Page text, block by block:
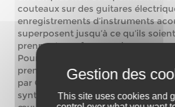
couteaux sur des guitares
enregistrements d’instruments
superposent jusqu’à ce qu’ils
prennent une forme unique.
Pour présenter ces nouvelles
première,
The Bony King of
par Gertjan Van Hellemont, dont la
synthé et les voix d’arrière-plan
This site uses cookies and